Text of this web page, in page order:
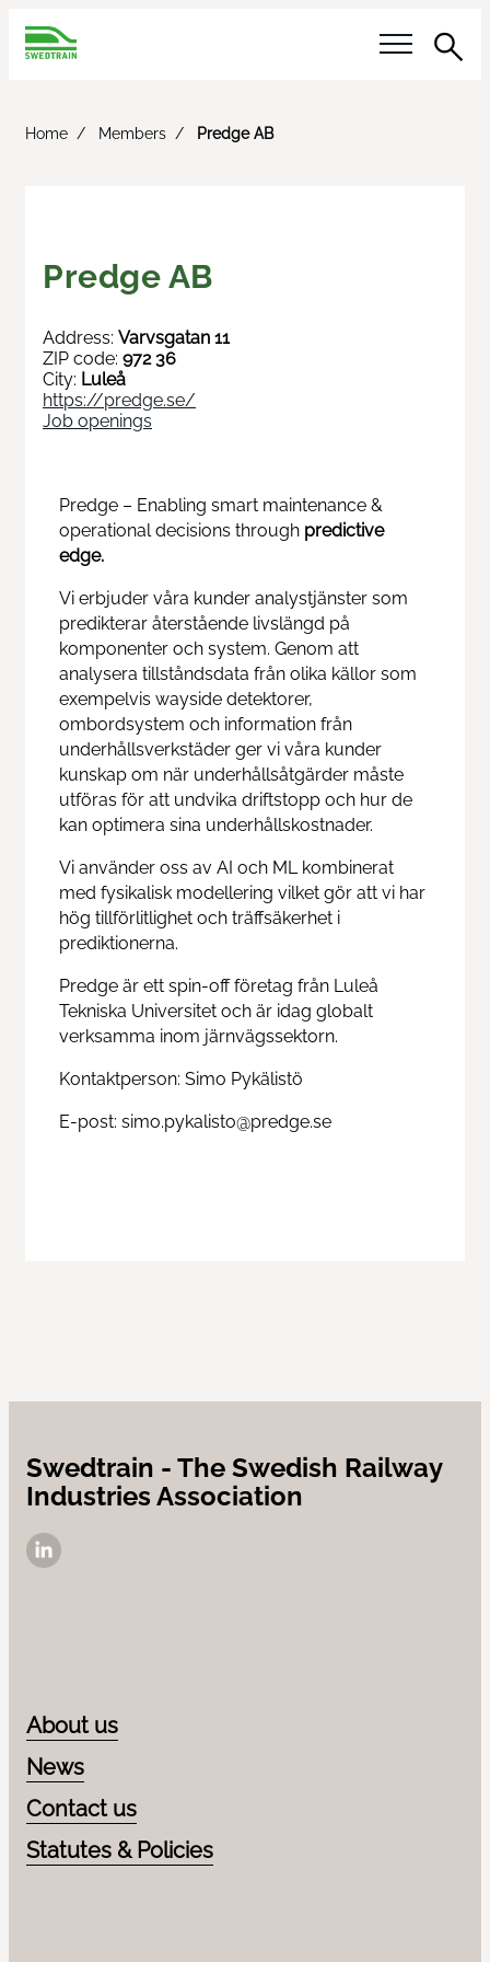
Our questions
Calendar
Innotrans
Railway Day
Train & Rail
Swedtrain Internship Program
Swedtrain Tech&Future
Open board meetings
Career paths
Members
About us
Focus groups
Contact us
Home Members Predge AB
Predge AB
Address: Varvsgatan 11
ZIP code: 972 36
City: Luleå
https://predge.se/
Job openings
Predge – Enabling smart maintenance &
operational decisions through predictive
edge.
Vi erbjuder våra kunder analystjänster som
predikterar återstående livslängd på
komponenter och system. Genom att
analysera tillståndsdata från olika källor som
exempelvis wayside detektorer,
ombordsystem och information från
underhållsverkstäder ger vi våra kunder
kunskap om när underhållsåtgärder måste
utföras för att undvika driftstopp och hur de
kan optimera sina underhållskostnader.
Vi använder oss av AI och ML kombinerat
med fysikalisk modellering vilket gör att vi har
hög tillförlitlighet och träffsäkerhet i
prediktionerna.
Predge är ett spin-off företag från Luleå
Tekniska Universitet och är idag globalt
verksamma inom järnvägssektorn.
Kontaktperson: Simo Pykälistö
E-post: simo.pykalisto@predge.se
Swedtrain - The Swedish Railway
Industries Association
About us
News
Contact us
Statutes & Policies